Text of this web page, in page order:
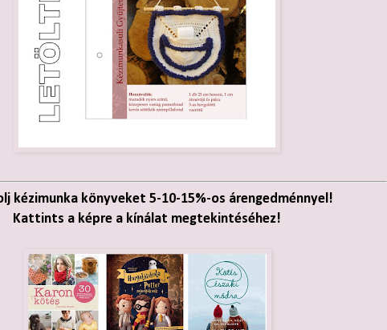
kézimunka könyveket 5-10-15%-os árengedménnyel!
Kattints a képre a kínálat megtekintéséhez!